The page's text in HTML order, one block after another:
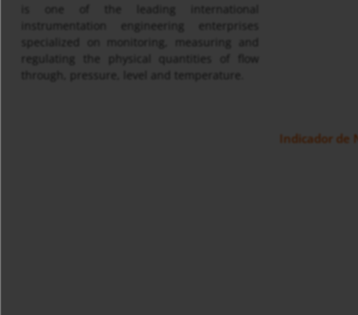
is one of the leading international
instrumentation engineering enterprises
specialized on monitoring, measuring and
regulating the physical quantities of flow
through, pressure, level and temperature.
Indicador de